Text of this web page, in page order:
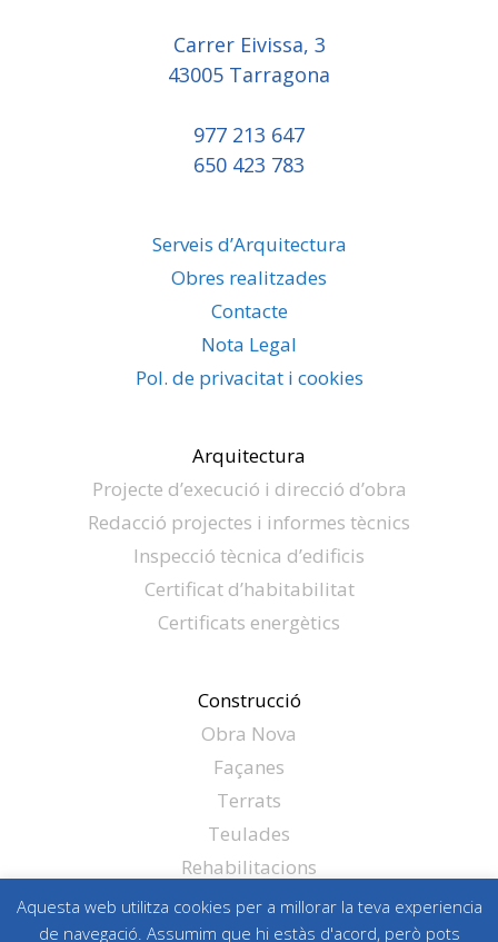
Carrer Eivissa, 3
43005 Tarragona
977 213 647
650 423 783
Serveis d’Arquitectura
Obres realitzades
Contacte
Nota Legal
Pol. de privacitat i cookies
Arquitectura
Projecte d’execució i direcció d’obra
Redacció projectes i informes tècnics
Inspecció tècnica d’edificis
Certificat d’habitabilitat
Certificats energètics
Construcció
Obra Nova
Façanes
Terrats
Teulades
Rehabilitacions
Obra civil
Altres
Aquesta web utilitza cookies per a millorar la teva experiencia
de navegació. Assumim que hi estàs d'acord, però pots